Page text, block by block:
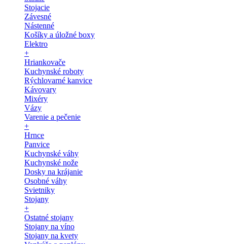
Stojacie
Závesné
Nástenné
Košíky a úložné boxy
Elektro
+
Hriankovače
Kuchynské roboty
Rýchlovarné kanvice
Kávovary
Mixéry
Vázy
Varenie a pečenie
+
Hrnce
Panvice
Kuchynské váhy
Kuchynské nože
Dosky na krájanie
Osobné váhy
Svietniky
Stojany
+
Ostatné stojany
Stojany na víno
Stojany na kvety